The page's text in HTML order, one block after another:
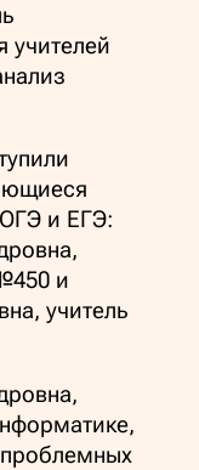
учителей
и ЕГЭ:
и
учитель